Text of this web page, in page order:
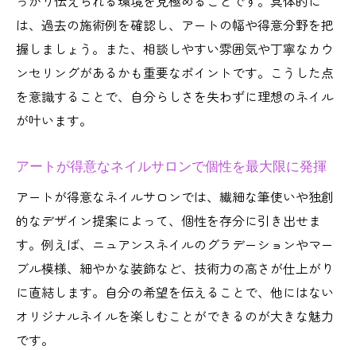
パラジェルに強いネイルサロンの選び方ポ
イント
この街で見つける理想のネイルサロン活用術
ネイルサロン活用で下北沢駅エリアをもっ
と楽しむ方法
イド
ネイルサロン選びが充実ライフを作る理由
下北沢駅のネイルサロンで実感する満足体
験とは
ネイルサロンで広がる友達とのおしゃれな
時間
理想のネイルサロンを見つけるための行動
は、過去の施術例を確認し、アートの幅や得意分野を把
握しましょう。また、相談しやすい雰囲気や丁寧なカウ
ンセリングがあるかも重要なポイントです。こうした点
を意識することで、自分らしさを失わずに理想のネイル
が叶います。
アートが得意なネイルサロンで個性を最大限に発揮
アートが得意なネイルサロンでは、繊細な筆使いや独創
的なデザイン提案によって、個性を存分に引き出せま
す。例えば、ニュアンスネイルのグラデーションやマー
ブル模様、細やかな装飾など、技術力の高さが仕上がり
に直結します。自分の希望を伝えることで、他にはない
オリジナルネイルを楽しむことができるのが大きな魅力
です。